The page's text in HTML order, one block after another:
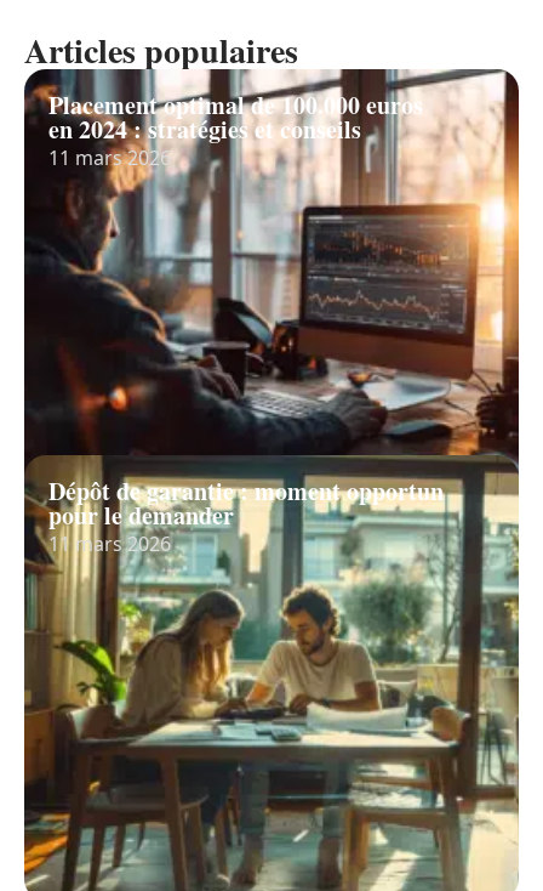
Articles populaires
Placement optimal de 100.000 euros
en 2024 : stratégies et conseils
11 mars 2026
Dépôt de garantie : moment opportun
pour le demander
11 mars 2026
Recherche